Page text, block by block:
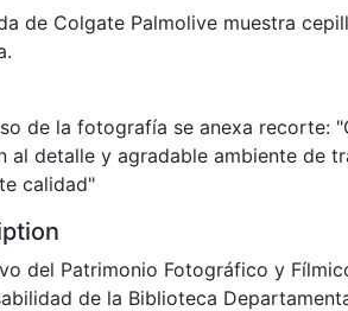
de Colgate Palmolive muestra
de la fotografía se anexa recorte:
al detalle y agradable ambiente de
calidad"
del Patrimonio Fotográfico y
de la Biblioteca